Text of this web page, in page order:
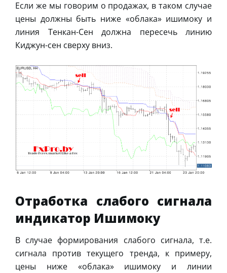
Если же мы говорим о продажах, в таком случае
цены должны быть ниже «облака» ишимоку и
линия Тенкан-Сен должна пересечь линию
Киджун-сен сверху вниз.
Отработка слабого сигнала
индикатор Ишимоку
В случае формирования слабого сигнала, т.е.
сигнала против текущего тренда, к примеру,
цены ниже «облака» ишимоку и линии